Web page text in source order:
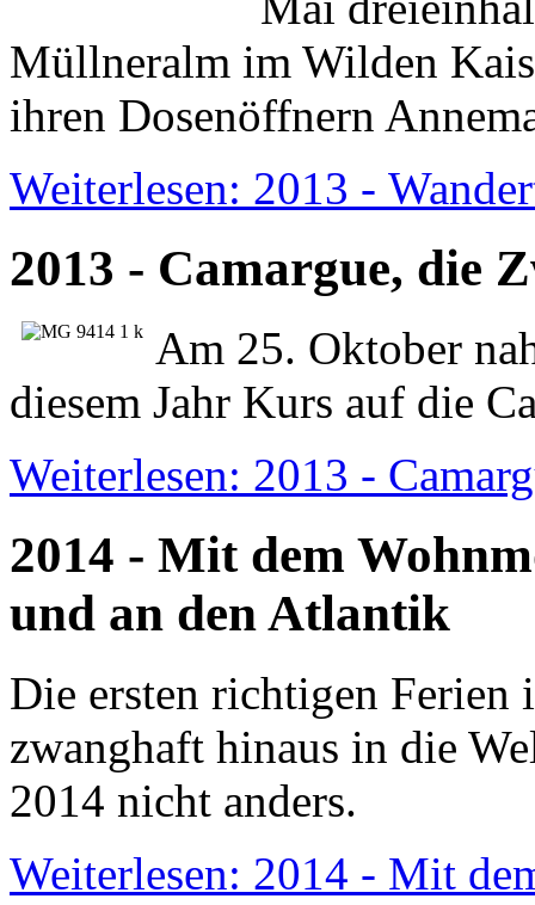
Müllneralm im Wilden
ihren Dosenöffnern
Weiterlesen: 2013 -
2013 - Camargue, die
Am 25. Oktober
diesem Jahr Kurs auf die
Weiterlesen: 2013 -
2014 - Mit dem
und an den Atlantik
Die ersten richtigen Ferien
zwanghaft hinaus in die
2014 nicht anders.
Weiterlesen: 2014 - Mit